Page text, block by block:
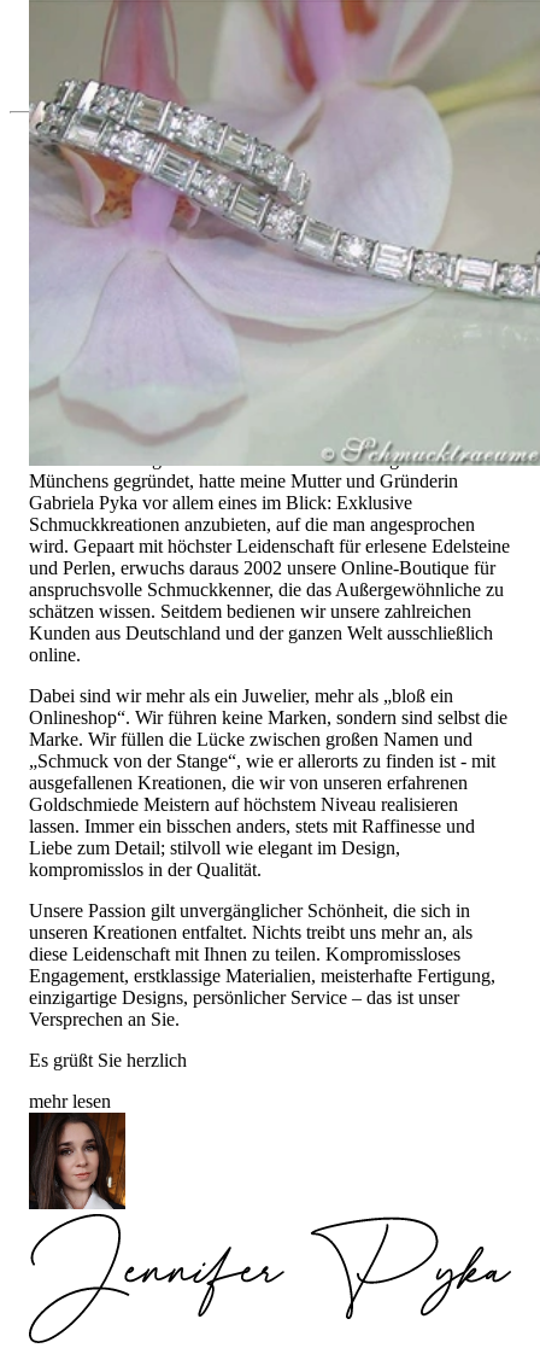
Ausgesuchtes Brillanten Armband mit Baguette Diamanten
19.815,13 €
Seit 1995
Exklusiver Schmuck, Leidenschaft für
das Außergewöhnliche
Hochwertiger Schmuck ist vor allem eine Frage des
Vertrauens. Zugleich sollte er so einzigartig sein wie die Frau,
die ihn trägt. Schmuck „von der Stange“ werden Sie daher bei
Warteschleifen.
Hochwertiger Schmuck ist mehr als „nur ein Accessoire“ - das
ist nicht nur unsere Überzeugung, sondern auch der Gedanke,
mit dem alles begann. 1995 als kleines Juweliergeschäft nahe
Münchens gegründet, hatte meine Mutter und Gründerin
Gabriela Pyka vor allem eines im Blick: Exklusive
Schmuckkreationen anzubieten, auf die man angesprochen
wird. Gepaart mit höchster Leidenschaft für erlesene Edelsteine
und Perlen, erwuchs daraus 2002 unsere Online-Boutique für
anspruchsvolle Schmuckkenner, die das Außergewöhnliche zu
schätzen wissen. Seitdem bedienen wir unsere zahlreichen
Kunden aus Deutschland und der ganzen Welt ausschließlich
online.
Dabei sind wir mehr als ein Juwelier, mehr als „bloß ein
Onlineshop“. Wir führen keine Marken, sondern sind selbst die
Marke. Wir füllen die Lücke zwischen großen Namen und
„Schmuck von der Stange“, wie er allerorts zu finden ist - mit
ausgefallenen Kreationen, die wir von unseren erfahrenen
Goldschmiede Meistern auf höchstem Niveau realisieren
lassen. Immer ein bisschen anders, stets mit Raffinesse und
Liebe zum Detail; stilvoll wie elegant im Design,
kompromisslos in der Qualität.
Unsere Passion gilt unvergänglicher Schönheit, die sich in
unseren Kreationen entfaltet. Nichts treibt uns mehr an, als
diese Leidenschaft mit Ihnen zu teilen. Kompromissloses
Engagement, erstklassige Materialien, meisterhafte Fertigung,
einzigartige Designs, persönlicher Service – das ist unser
Versprechen an Sie.
Es grüßt Sie herzlich
mehr lesen